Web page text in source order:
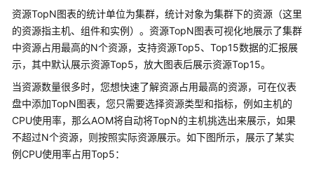
介
绍
速
入
门
用
户
资源TopN图表的统计单位为集群，统计对象为集群下的资源（这里
的资源指主机、组件和实例）。资源TopN图表可视化地展示了集群
中资源占用最高的N个资源，支持资源Top5、Top15数据的汇报展
示，其中默认展示资源Top5，放大图表后展示资源Top15。
当资源数量很多时，您想快速了解资源占用最高的资源，可在仪表
盘中添加TopN图表，您只需要选择资源类型和指标，例如主机的
CPU使用率，那么AOM将自动将TopN的主机挑选出来展示，如果
不超过N个资源，则按照实际资源展示。如下图所示，展示了某实
例CPU使用率占用Top5：